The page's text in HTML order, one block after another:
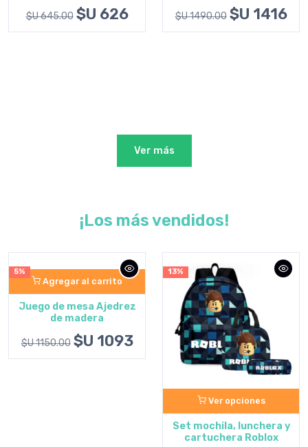
$U 1490.00 $U 1416
Ver más
¡Los más vendidos!
13% 5%
Agregar al carrito
12 minifiguras super
heroes
$U 460.00 $U 437